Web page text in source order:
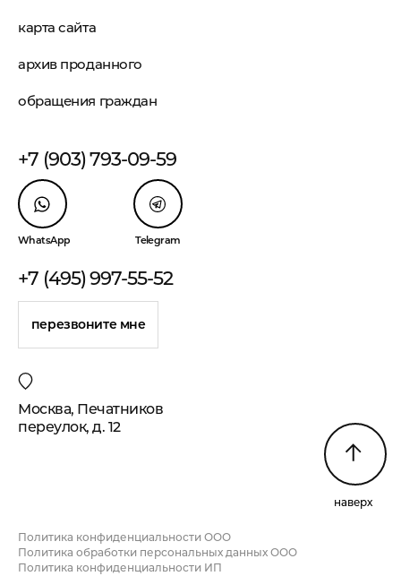
карта сайта
архив проданного
обращения граждан
+7 (903) 793-09-59
WhatsApp Telegram
+7 (495) 997-55-52
перезвоните мне
Москва, Печатников
переулок, д. 12
наверх
Политика конфиденциальности ООО
Политика обработки персональных данных ООО
Политика конфиденциальности ИП